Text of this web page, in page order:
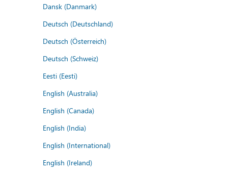
Dansk (Danmark)
Deutsch (Deutschland)
Deutsch (Österreich)
Deutsch (Schweiz)
Eesti (Eesti)
English (Australia)
English (Canada)
English (India)
English (International)
English (Ireland)